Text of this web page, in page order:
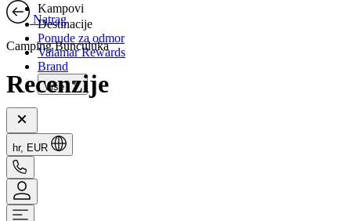
Kampovi
Destinacije
Ponude za odmor
Valamar Rewards
Brand
Više
hr, EUR
Natrag
Camping Bunculuka
Recenzije